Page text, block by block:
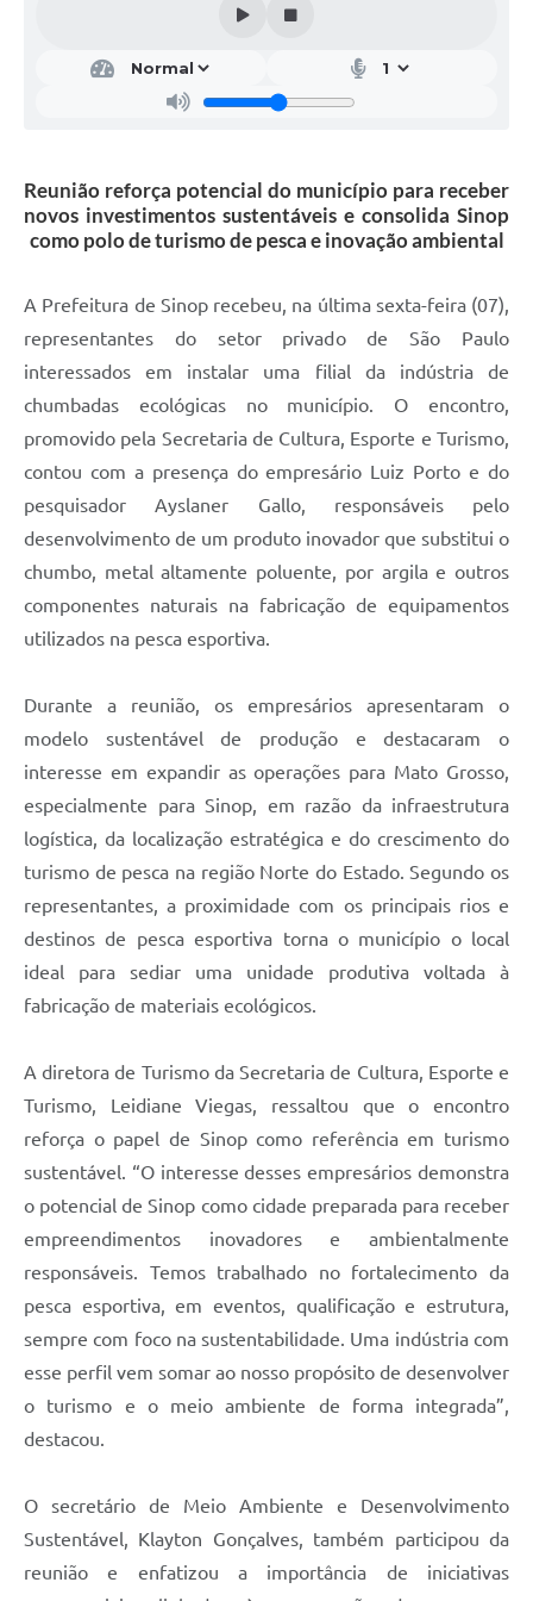
Reunião reforça potencial do município para receber
novos investimentos sustentáveis e consolida Sinop
como polo de turismo de pesca e inovação ambiental
A Prefeitura de Sinop recebeu, na última sexta-feira (07),
representantes do setor privado de São Paulo
interessados em instalar uma filial da indústria de
chumbadas ecológicas no município. O encontro,
promovido pela Secretaria de Cultura, Esporte e Turismo,
contou com a presença do empresário Luiz Porto e do
pesquisador Ayslaner Gallo, responsáveis pelo
desenvolvimento de um produto inovador que substitui o
chumbo, metal altamente poluente, por argila e outros
componentes naturais na fabricação de equipamentos
utilizados na pesca esportiva.
Durante a reunião, os empresários apresentaram o
modelo sustentável de produção e destacaram o
interesse em expandir as operações para Mato Grosso,
especialmente para Sinop, em razão da infraestrutura
logística, da localização estratégica e do crescimento do
turismo de pesca na região Norte do Estado. Segundo os
representantes, a proximidade com os principais rios e
destinos de pesca esportiva torna o município o local
ideal para sediar uma unidade produtiva voltada à
fabricação de materiais ecológicos.
A diretora de Turismo da Secretaria de Cultura, Esporte e
Turismo, Leidiane Viegas, ressaltou que o encontro
reforça o papel de Sinop como referência em turismo
sustentável. “O interesse desses empresários demonstra
o potencial de Sinop como cidade preparada para receber
empreendimentos inovadores e ambientalmente
responsáveis. Temos trabalhado no fortalecimento da
pesca esportiva, em eventos, qualificação e estrutura,
sempre com foco na sustentabilidade. Uma indústria com
esse perfil vem somar ao nosso propósito de desenvolver
o turismo e o meio ambiente de forma integrada”,
destacou.
O secretário de Meio Ambiente e Desenvolvimento
Sustentável, Klayton Gonçalves, também participou da
reunião e enfatizou a importância de iniciativas